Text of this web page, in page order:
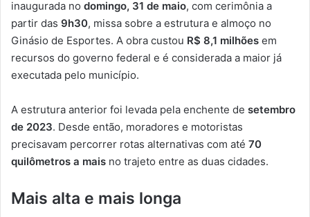
inaugurada no domingo, 31 de maio, com cerimônia a
partir das 9h30, missa sobre a estrutura e almoço no
Ginásio de Esportes. A obra custou R$ 8,1 milhões em
recursos do governo federal e é considerada a maior já
executada pelo município.
A estrutura anterior foi levada pela enchente de setembro
de 2023. Desde então, moradores e motoristas
precisavam percorrer rotas alternativas com até 70
quilômetros a mais no trajeto entre as duas cidades.
Mais alta e mais longa